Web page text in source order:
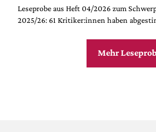
Leseprobe aus Heft 04/2026 zum
2025/26: 61 Kritiker:innen haben
Mehr